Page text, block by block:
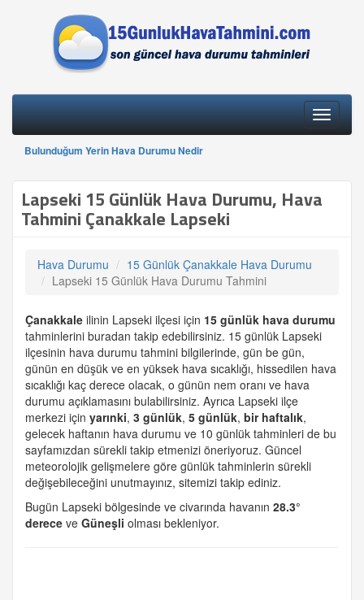
Toggle
Bulunduğum Yerin Hava Durumu Nedir
Lapseki 15 Günlük Hava Durumu, Hava
Tahmini Çanakkale Lapseki
Hava Durumu
15 Günlük Çanakkale Hava Durumu
Lapseki 15 Günlük Hava Durumu Tahmini
Çanakkale ilinin Lapseki ilçesi için 15 günlük hava durumu
tahminlerini buradan takip edebilirsiniz. 15 günlük Lapseki
ilçesinin hava durumu tahmini bilgilerinde, gün be gün,
günün en düşük ve en yüksek hava sıcaklığı, hissedilen hava
sıcaklığı kaç derece olacak, o günün nem oranı ve hava
durumu açıklamasını bulabilirsiniz. Ayrıca Lapseki ilçe
merkezi için yarınki, 3 günlük, 5 günlük, bir haftalık,
gelecek haftanın hava durumu ve 10 günlük tahminleri de bu
sayfamızdan sürekli takip etmenizi öneriyoruz. Güncel
meteorolojik gelişmelere göre günlük tahminlerin sürekli
değişebileceğini unutmayınız, sitemizi takip ediniz.
Bugün Lapseki bölgesinde ve civarında havanın 28.3°
derece ve Güneşli olması bekleniyor.